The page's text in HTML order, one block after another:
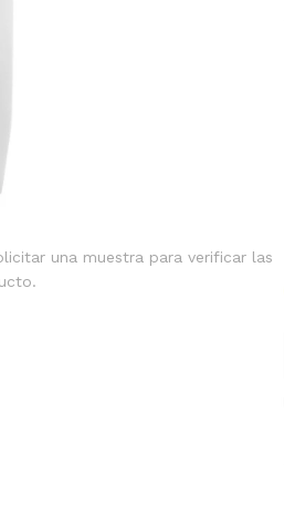
una muestra para verificar las